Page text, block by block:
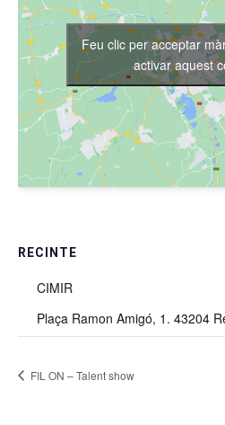
RECINTE
CIMIR
Plaça Ramon Amigó, 1. 43204
Feu clic per acceptar
activar aquest
FIL ON – Talent show